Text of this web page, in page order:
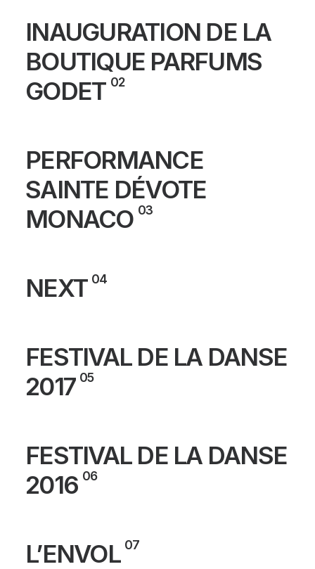
INAUGURATION DE LA
BOUTIQUE PARFUMS
GODET02
PERFORMANCE
SAINTE DÉVOTE
MONACO 03
NEXT04
FESTIVAL DE LA DANSE
201705
FESTIVAL DE LA DANSE
2016 06
L’ENVOL 07